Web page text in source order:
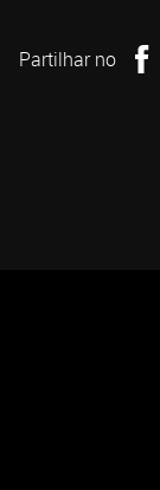
Partilhar no